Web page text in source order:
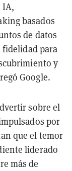
IA,
basados
de datos
fidelidad para
y
Google.
sobre el
por
que el temor
liderado
más de